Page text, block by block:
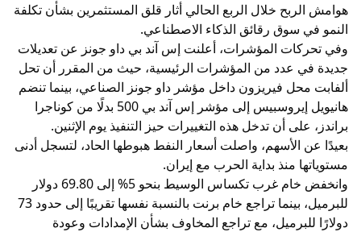
هوامش الربح خلال الربع الحالي أثار قلق المستثمرين بشأن تكلفة
النمو في سوق رقائق الذكاء الاصطناعي.
وفي تحركات المؤشرات، أعلنت إس آند بي داو جونز عن تعديلات
جديدة في عدد من المؤشرات الرئيسية، حيث من المقرر أن تحل
ألفابت محل فيريزون داخل مؤشر داو جونز الصناعي، بينما تنضم
هانيويل إيروسبيس إلى مؤشر إس آند بي 500 بدلًا من كوناجرا
براندز، على أن تدخل هذه التغييرات حيز التنفيذ يوم الإثنين.
بعيدًا عن الأسهم، واصلت أسعار النفط هبوطها الحاد، لتسجل أدنى
مستوياتها منذ بداية الحرب مع إيران.
وانخفض خام غرب تكساس الوسيط بنحو 5% إلى 69.80 دولار
للبرميل، بينما تراجع خام برنت بالنسبة نفسها تقريبًا إلى حدود 73
دولارًا للبرميل، مع تراجع المخاوف بشأن الإمدادات وعودة